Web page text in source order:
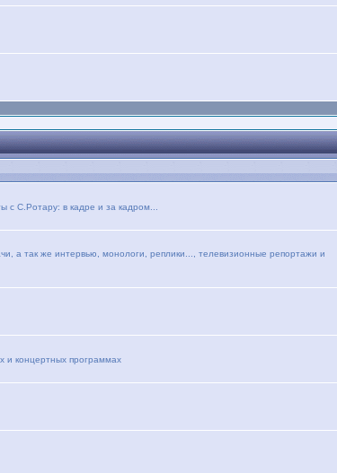
С.Ротару: в кадре и за кадром...
а так же интервью, монологи, реплики..., телевизионные репортажи и
и концертных программах